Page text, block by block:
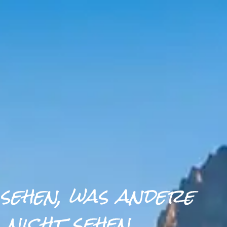
was andere